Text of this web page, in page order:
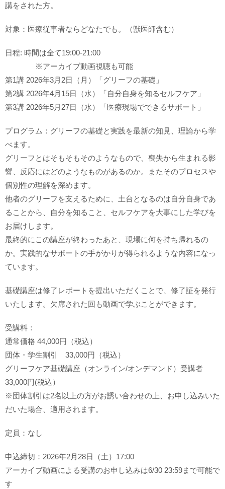
講をされた方。
対象：医療従事者ならどなたでも。（獣医師含む）
日程: 時間は全て19:00-21:00
※アーカイブ動画視聴も可能
第1講 2026年3月2日（月）「グリーフの基礎」
第2講 2026年4月15日（水）「自分自身を知るセルフケア」
第3講 2026年5月27日（水）「医療現場でできるサポート」
プログラム：グリーフの基礎と実践を最新の知見、理論から学
べます。
グリーフとはそもそもそのようなもので、喪失から生まれる影
響、反応にはどのようなものがあるのか。またそのプロセスや
個別性の理解を深めます。
他者のグリーフを支えるために、土台となるのは自分自身であ
ることから、自分を知ること、セルフケアを大事にした学びを
お届けします。
最終的にこの講座が終わったあと、現場に何を持ち帰れるの
か。実践的なサポートの手がかりが得られるような内容になっ
ています。
基礎講座は修了レポートを提出いただくことで、修了証を発行
いたします。欠席された回も動画で学ぶことができます。
受講料：
通常価格 44,000円（税込）
団体・学生割引 33,000円（税込）
グリーフケア基礎講座（オンライン/オンデマンド）受講者
33,000円(税込）
※団体割引は2名以上の方がお誘い合わせの上、お申し込みいた
だいた場合、適用されます。
定員：なし
申込締切：2026年2月28日（土）17:00
アーカイブ動画による受講のお申し込みは6/30 23:59まで可能で
す